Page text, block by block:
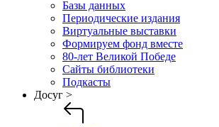
Базы данных
Периодические издания
Виртуальные выставки
Формируем фонд вместе
80-лет Великой Победе
Сайты библиотеки
Подкасты
Досуг >